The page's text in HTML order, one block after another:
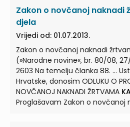
profiterstva ikaznenih djelaiz
KAZNENIH DJELA RATNOG
DJELA
Zakaznena djela ratnog
iz procesa pretvorbe i
Domovinskog rata i mirne
Zakon o novčanoj naknadi
djela
Vrijedi od: 01.07.2013.
Zakon o novčanoj naknadi
(»Narodne novine«, br. 80/08, 27/
2603 Na temelju članka 88. ... Ustava Republike
Hrvatske, donosim ODLUKU O
NOVČANOJ NAKNADI ŽRTVAMA
Proglašavam Zakon o novčanoj